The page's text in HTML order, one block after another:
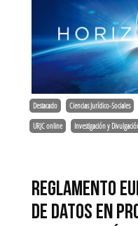
Destacado Ciencias Jurídico-Sociales
URJC online Investigación y
REGLAMENTO
DE DATOS EN